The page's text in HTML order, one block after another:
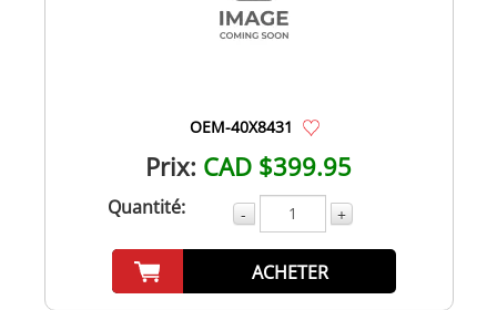
OEM-40X8431
Prix: CAD $399.95
Quantité: - +
ACHETER